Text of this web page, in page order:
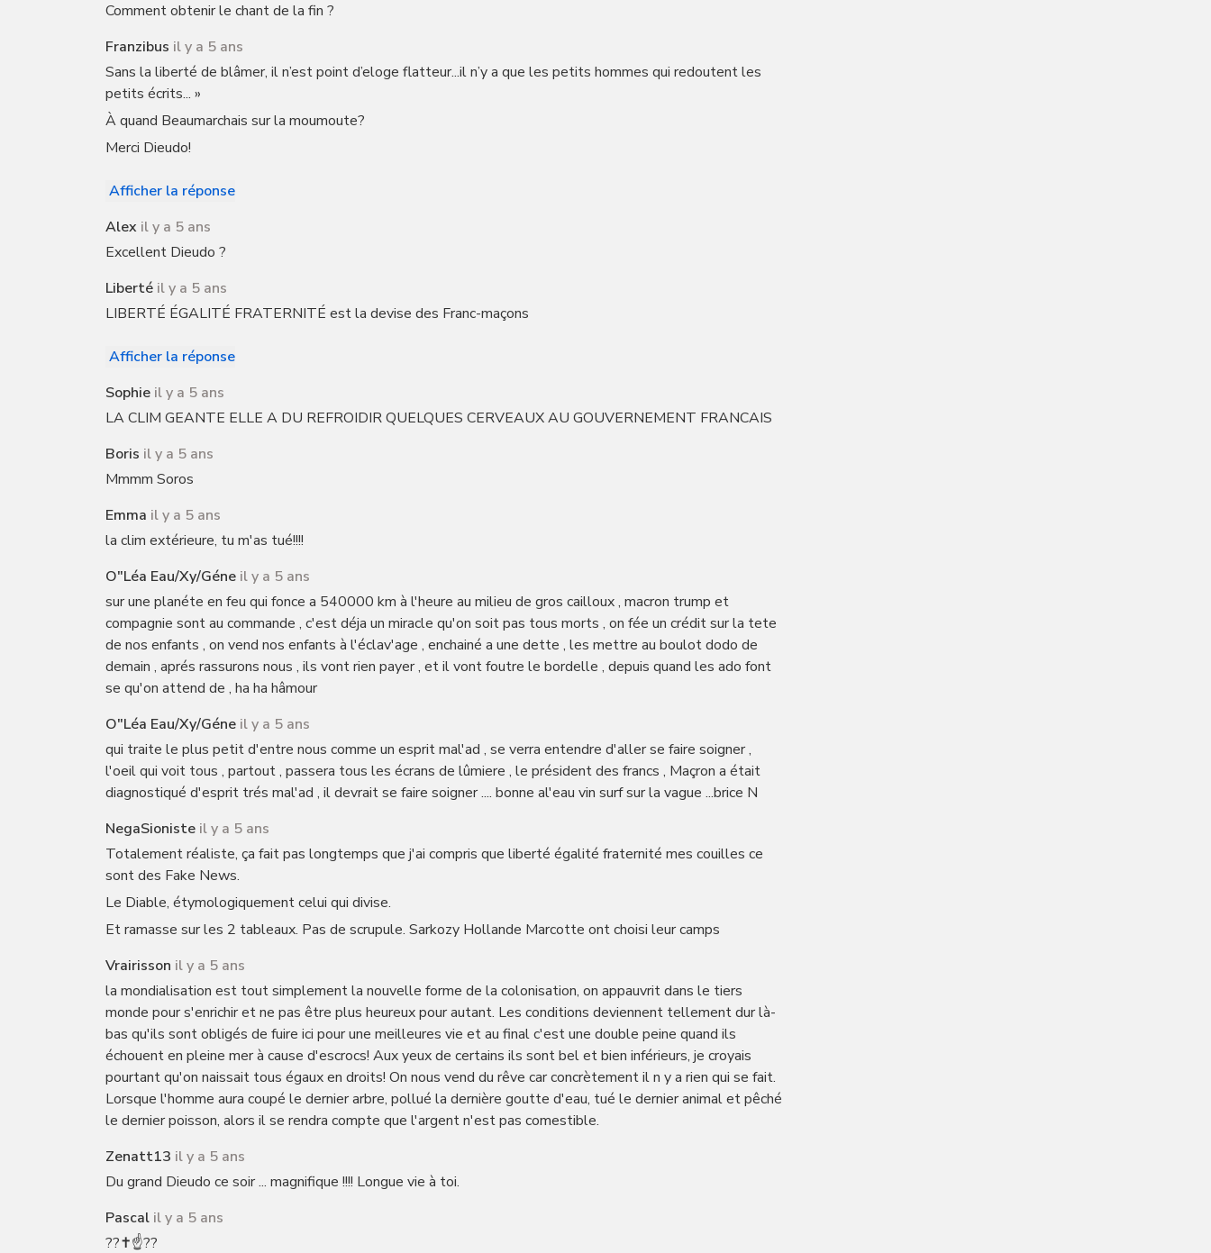
Comment obtenir le chant de la fin ?
Franzibus il y a 5 ans
Sans la liberté de blâmer, il n’est point d’eloge flatteur...il n’y a que les petits hommes qui redoutent les
petits écrits... »
À quand Beaumarchais sur la moumoute?
Merci Dieudo!
Afficher la réponse
Alex il y a 5 ans
Excellent Dieudo ?
Liberté il y a 5 ans
LIBERTÉ ÉGALITÉ FRATERNITÉ est la devise des Franc-maçons
Afficher la réponse
Sophie il y a 5 ans
LA CLIM GEANTE ELLE A DU REFROIDIR QUELQUES CERVEAUX AU GOUVERNEMENT FRANCAIS
Boris il y a 5 ans
Mmmm Soros
Emma il y a 5 ans
la clim extérieure, tu m'as tué!!!!
O"léa Eau/xy/géne il y a 5 ans
sur une planéte en feu qui fonce a 540000 km à l'heure au milieu de gros cailloux , macron trump et
compagnie sont au commande , c'est déja un miracle qu'on soit pas tous morts , on fée un crédit sur la tete
de nos enfants , on vend nos enfants à l'éclav'age , enchainé a une dette , les mettre au boulot dodo de
demain , aprés rassurons nous , ils vont rien payer , et il vont foutre le bordelle , depuis quand les ado font
se qu'on attend de , ha ha hâmour
O"léa Eau/xy/géne il y a 5 ans
qui traite le plus petit d'entre nous comme un esprit mal'ad , se verra entendre d'aller se faire soigner ,
l'oeil qui voit tous , partout , passera tous les écrans de lûmiere , le président des francs , Maçron a était
diagnostiqué d'esprit trés mal'ad , il devrait se faire soigner .... bonne al'eau vin surf sur la vague ...brice N
NegaSioniste il y a 5 ans
Totalement réaliste, ça fait pas longtemps que j'ai compris que liberté égalité fraternité mes couilles ce
sont des Fake News.
Le Diable, étymologiquement celui qui divise.
Et ramasse sur les 2 tableaux. Pas de scrupule. Sarkozy Hollande Marcotte ont choisi leur camps
Vrairisson il y a 5 ans
la mondialisation est tout simplement la nouvelle forme de la colonisation, on appauvrit dans le tiers
monde pour s'enrichir et ne pas être plus heureux pour autant. Les conditions deviennent tellement dur là-
bas qu'ils sont obligés de fuire ici pour une meilleures vie et au final c'est une double peine quand ils
échouent en pleine mer à cause d'escrocs! Aux yeux de certains ils sont bel et bien inférieurs, je croyais
pourtant qu'on naissait tous égaux en droits! On nous vend du rêve car concrètement il n y a rien qui se fait.
Lorsque l'homme aura coupé le dernier arbre, pollué la dernière goutte d'eau, tué le dernier animal et pêché
le dernier poisson, alors il se rendra compte que l'argent n'est pas comestible.
Zenatt13 il y a 5 ans
Du grand Dieudo ce soir ... magnifique !!!! Longue vie à toi.
Pascal il y a 5 ans
??✝️☝️??